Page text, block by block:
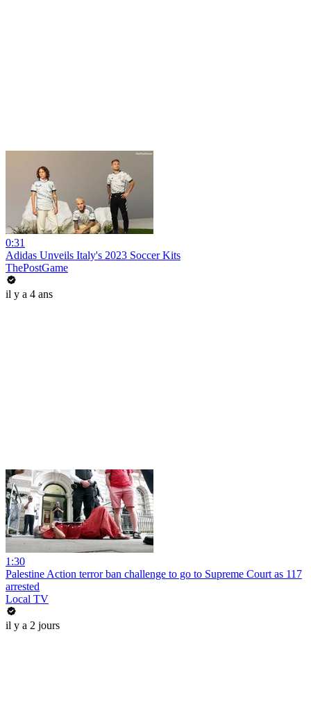
0:31
Adidas Unveils Italy's 2023 Soccer Kits
ThePostGame
il y a 4 ans
1:30
Palestine Action terror ban challenge to go to Supreme Court as 117
arrested
Local TV
il y a 2 jours